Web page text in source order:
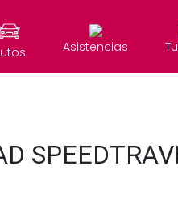
Asistencias